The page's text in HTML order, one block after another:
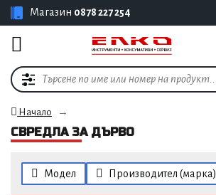
Магазин 0878 227 254
Начало
СВРЕДЛА ЗА ДЪРВО
Модел Производител (марка)